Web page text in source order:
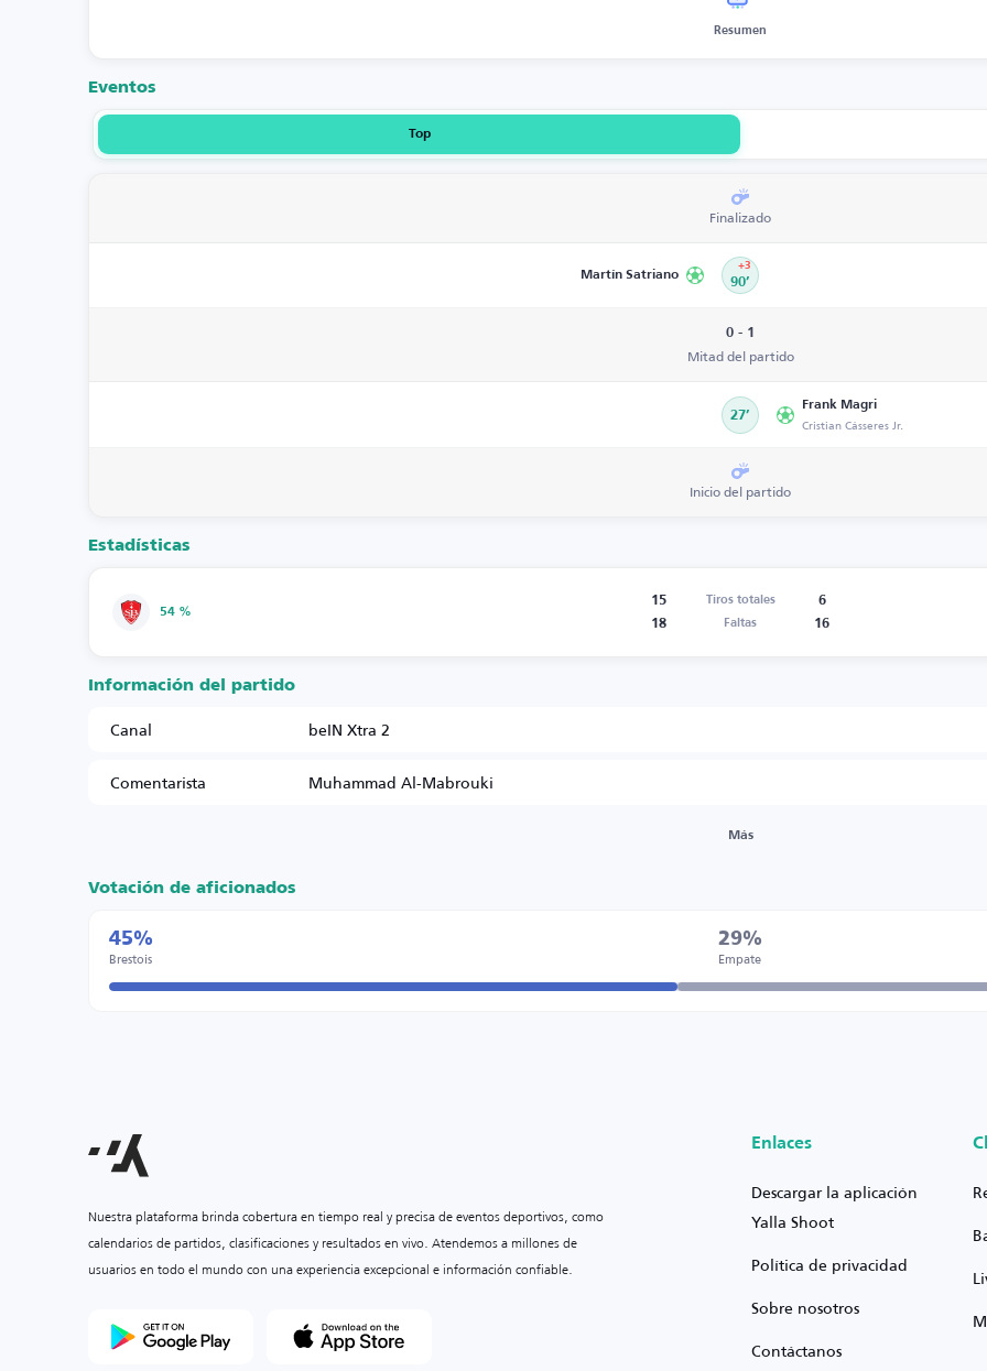
Resumen
Eventos
Top
Finalizado
Martín Satriano 90’
+3
0 - 1
Mitad del partido
27’
Frank Magri
Cristian Cásseres Jr.
Inicio del partido
Estadísticas
54 %
15 Tiros totales
6
18
Faltas 16
Información del partido
Canal
beIN Xtra 2
Comentarista
Muhammad Al-Mabrouki
Más
Votación de aficionados
45%
Brestois
29%
Empate
Nuestra plataforma brinda cobertura en tiempo real y precisa de eventos deportivos, como
calendarios de partidos, clasificaciones y resultados en vivo. Atendemos a millones de
usuarios en todo el mundo con una experiencia excepcional e información confiable.
Enlaces
Descargar la aplicación
Yalla Shoot
Política de privacidad
Sobre nosotros
Contáctanos